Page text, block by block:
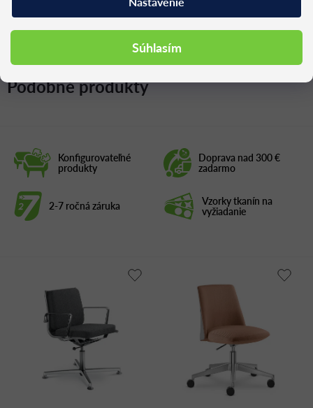
Súhlasím
Konfigurovateľné
produkty
Doprava nad 300 €
zadarmo
2-7 ročná záruka Vzorky tkanín na
vyžiadanie
Podobné produkty